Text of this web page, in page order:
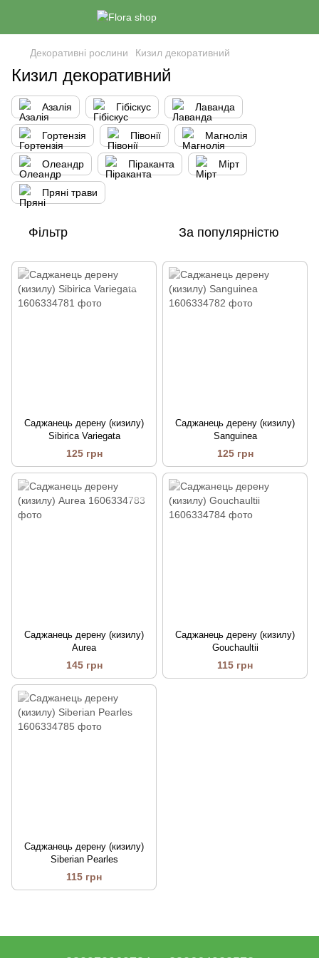
Декоративні рослини Кизил декоративний
Кизил декоративний
Азалія Гібіскус Лаванда
Гортензія Півонії Магнолія
Олеандр Піраканта Мірт
Пряні трави
Фільтр За популярністю
Саджанець дерену (кизилу)
Sibirica Variegata
125 грн
Саджанець дерену (кизилу)
Sanguinea
125 грн
Саджанець дерену (кизилу)
Aurea
145 грн
Саджанець дерену (кизилу)
Gouchaultii
115 грн
Саджанець дерену (кизилу)
Siberian Pearles
115 грн